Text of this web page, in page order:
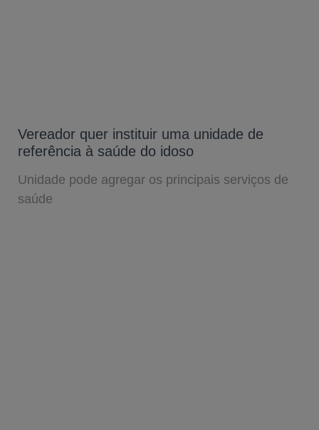
Vereador quer instituir uma unidade de
referência à saúde do idoso
Unidade pode agregar os principais serviços de
saúde